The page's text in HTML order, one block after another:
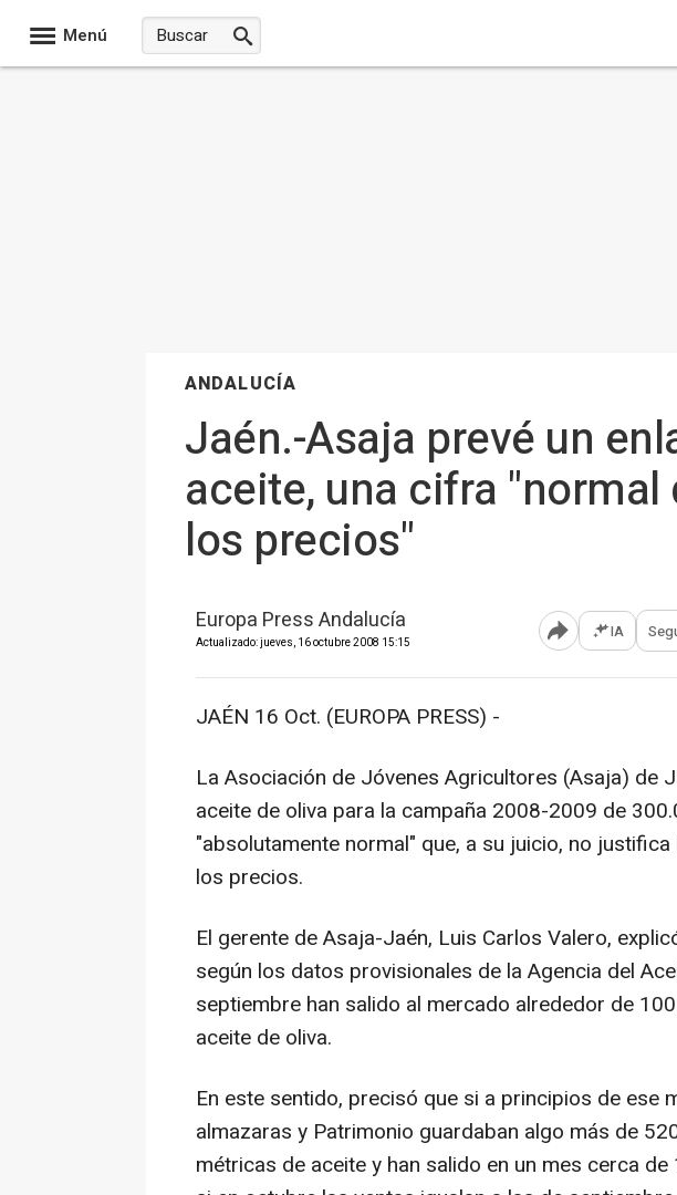
Menú
ANDALUCÍA
Jaén.-Asaja prevé un
aceite, una cifra
los precios"
Europa Press Andalucía
Actualizado: jueves, 16 octubre 2008 15:15 Abrir opciones para
IA
JAÉN 16 Oct. (EUROPA PRESS) -
La Asociación de Jóvenes Agricultores (Asaja) de
aceite de oliva para la campaña 2008-2009 de
"absolutamente normal" que, a su juicio, no
los precios.
El gerente de Asaja-Jaén, Luis Carlos Valero,
según los datos provisionales de la Agencia del
septiembre han salido al mercado alrededor de
aceite de oliva.
En este sentido, precisó que si a principios de ese
almazaras y Patrimonio guardaban algo más de
métricas de aceite y han salido en un mes cerca